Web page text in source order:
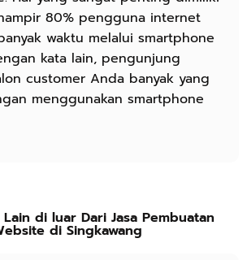
80% pengguna internet
waktu melalui smartphone
kata lain, pengunjung
customer Anda banyak yang
menggunakan smartphone
di luar Dari Jasa Pembuatan
di Singkawang